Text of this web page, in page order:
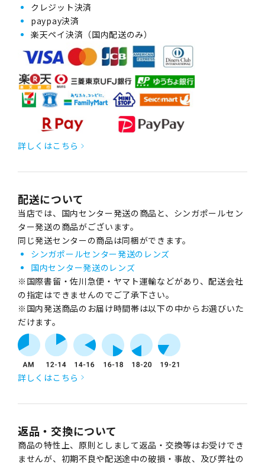
クレジット決済
paypay決済
楽天ペイ決済（国内配送のみ）
詳しくはこちら
配送について
当店では、国内センター発送の商品と、シンガポールセン
ター発送の商品がございます。
同じ発送センターの商品は同梱ができます。
シンガポールセンター発送のレンズ
国内センター発送のレンズ
※国際書留・佐川急便・ヤマト運輸などがあり、配送会社
の指定はできませんのでご了承下さい。
※国内発送商品のお届け時間帯は以下の中からお選びいた
だけます。
詳しくはこちら
返品・交換について
商品の特性上、原則としまして返品・交換等はお受けでき
ませんが、初期不良や配送途中の破損・事故、及び弊社の